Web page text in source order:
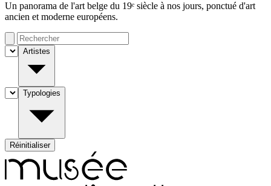
Un panorama de l'art belge du 19ᵉ siècle à nos jours, ponctué d'art
ancien et moderne européens.
Artistes
Typologies